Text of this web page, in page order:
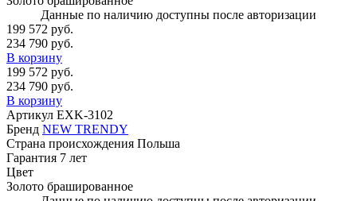
Данные по наличию доступны после авторизации
199 572 руб.
234 790 руб.
В корзину
199 572 руб.
234 790 руб.
В корзину
Артикул EXK-3102
Бренд NEW TRENDY
Страна происхождения Польша
Гарантия 7 лет
Цвет
Золото брашированное